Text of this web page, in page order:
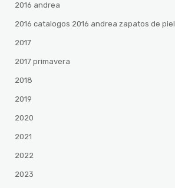
2016 andrea
2016 catalogos 2016 andrea zapatos de piel
2017
2017 primavera
2018
2019
2020
2021
2022
2023